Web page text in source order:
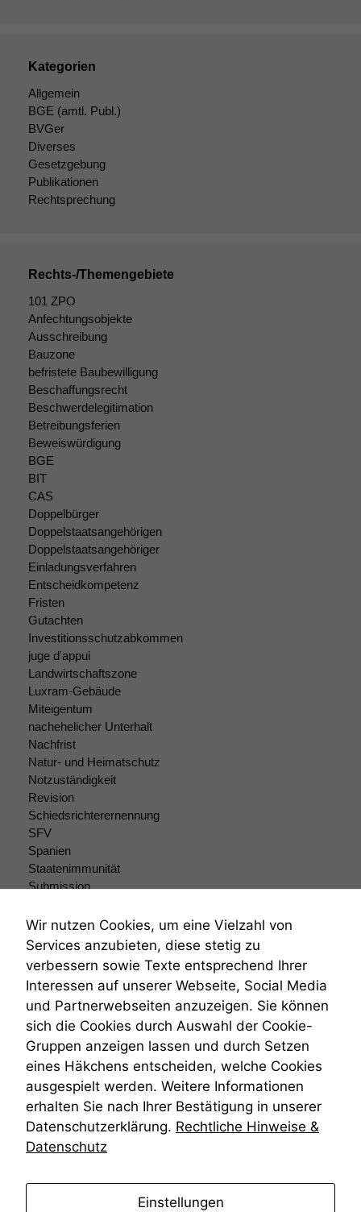
Kategorien
Allgemein
BGE (amtl. Publ.)
BVGer
Diverses
Gesetzgebung
Publikationen
Rechtsprechung
Rechts-/Themengebiete
101 ZPO
Anfechtungsobjekte
Ausschreibung
Bauzone
befristete Baubewilligung
Beschaffungsrecht
Beschwerdelegitimation
Betreibungsferien
Beweiswürdigung
BGE
BIT
CAS
Doppelbürger
Doppelstaatsangehörigen
Doppelstaatsangehöriger
Einladungsverfahren
Entscheidkompetenz
Fristen
Gutachten
Investitionsschutzabkommen
juge d'appui
Landwirtschaftszone
Luxram-Gebäude
Miteigentum
nachehelicher Unterhalt
Nachfrist
Natur- und Heimatschutz
Notzuständigkeit
Revision
Schiedsrichterernennung
SFV
Spanien
Staatenimmunität
Submission
Teilungsklage
Venezuela
VRK
Wiederherstellungsanordnung
Zivilprozessordnung
ZPO
Zustellfiktion
Zuständigkeit
Öffentliches Personalrecht
Öffentlichkeitsprinzip
Wir nutzen Cookies, um eine Vielzahl von
Services anzubieten, diese stetig zu
verbessern sowie Texte entsprechend Ihrer
Interessen auf unserer Webseite, Social Media
und Partnerwebseiten anzuzeigen. Sie können
sich die Cookies durch Auswahl der Cookie-
Gruppen anzeigen lassen und durch Setzen
eines Häkchens entscheiden, welche Cookies
ausgespielt werden. Weitere Informationen
erhalten Sie nach Ihrer Bestätigung in unserer
Datenschutzerklärung. Rechtliche Hinweise &
Datenschutz
Einstellungen
durchführen zu
können. Diese helfen
uns, unsere Website
zu verbessern.